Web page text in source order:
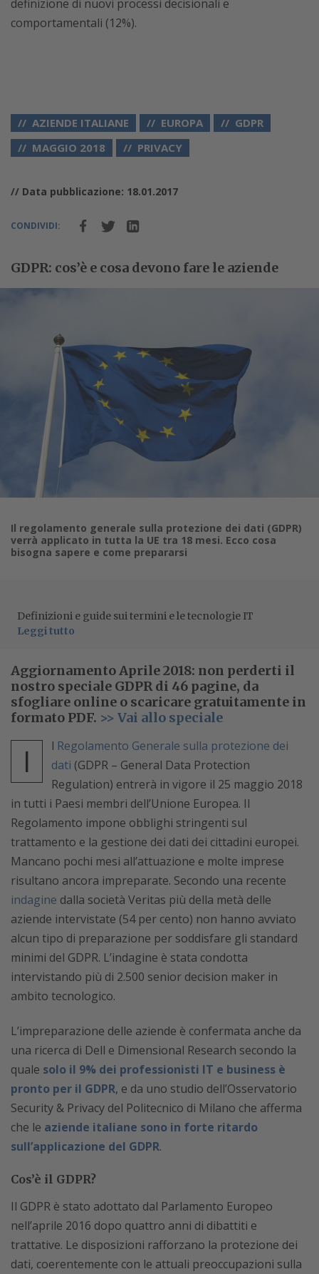
definizione di nuovi processi decisionali e
comportamentali (12%).
AZIENDE ITALIANE EUROPA
GDPR
MAGGIO 2018
PRIVACY
// Data pubblicazione: 18.01.2017
CONDIVIDI:
GDPR: cos’è e cosa devono fare le aziende
Il regolamento generale sulla protezione dei dati (GDPR)
verrà applicato in tutta la UE tra 18 mesi. Ecco cosa
bisogna sapere e come prepararsi
Definizioni e guide sui termini e le tecnologie IT
Leggi tutto
Aggiornamento Aprile 2018: non perderti il
nostro speciale GDPR di 46 pagine, da
sfogliare online o scaricare gratuitamente in
formato PDF. >> Vai allo speciale
I l Regolamento Generale sulla protezione dei
dati (GDPR – General Data Protection
Regulation) entrerà in vigore il 25 maggio 2018
in tutti i Paesi membri dell’Unione Europea. Il
Regolamento impone obblighi stringenti sul
trattamento e la gestione dei dati dei cittadini europei.
Mancano pochi mesi all’attuazione e molte imprese
risultano ancora impreparate. Secondo una recente
indagine dalla società Veritas più della metà delle
aziende intervistate (54 per cento) non hanno avviato
alcun tipo di preparazione per soddisfare gli standard
minimi del GDPR. L’indagine è stata condotta
intervistando più di 2.500 senior decision maker in
ambito tecnologico.
L’impreparazione delle aziende è confermata anche da
una ricerca di Dell e Dimensional Research secondo la
quale solo il 9% dei professionisti IT e business è
pronto per il GDPR, e da uno studio dell’Osservatorio
Security & Privacy del Politecnico di Milano che afferma
che le aziende italiane sono in forte ritardo
sull’applicazione del GDPR.
Cos’è il GDPR?
Il GDPR è stato adottato dal Parlamento Europeo
nell’aprile 2016 dopo quattro anni di dibattiti e
trattative. Le disposizioni rafforzano la protezione dei
dati, coerentemente con le attuali preoccupazioni sulla